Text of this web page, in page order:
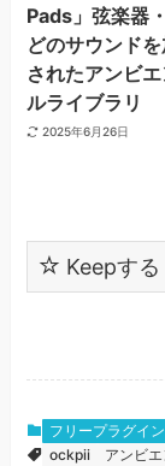
Pads」弦楽器
どのサウンド
されたアンビ
ルライブラリ
2025年6月26日
Keepする
フリープラグイン
ockpii
アンビエ